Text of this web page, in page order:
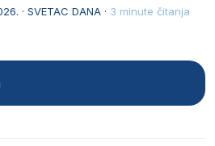
dubokom ljubavlju prema
· SVETAC DANA · 3 minute čitanja